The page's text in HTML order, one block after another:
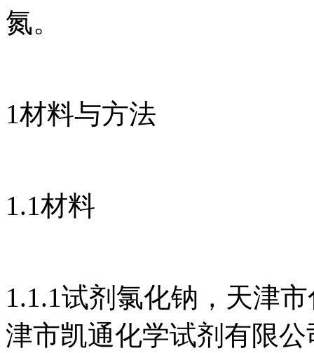
氮。
1材料与方法
1.1材料
1.1.1试剂氯化钠，天津
津市凯通化学试剂有限